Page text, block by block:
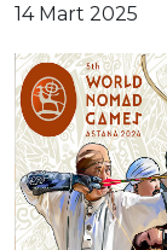
14 Mart 2025